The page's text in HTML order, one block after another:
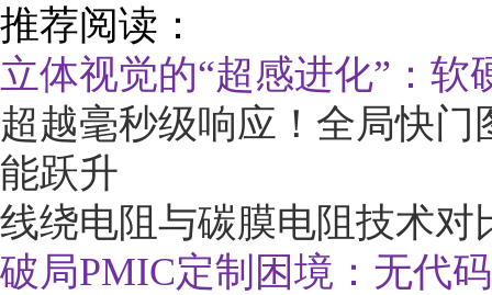
推荐阅读：
立体视觉的“超感进化”：
超越毫秒级响应！全局快
能跃升
线绕电阻与碳膜电阻技术对
破局PMIC定制困境：无代